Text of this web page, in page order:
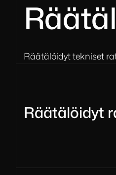
Räätälöidyt tekniset
Räätälöidyt